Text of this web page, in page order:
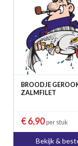
BROODJE
ZALMFILET
€ 6,90per stuk
Bekijk &